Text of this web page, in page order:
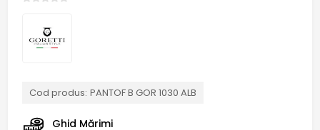
Cod produs: PANTOF B GOR 1030 ALB
Ghid Mărimi